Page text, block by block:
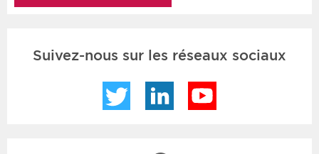
Suivez-nous sur les réseaux sociaux
Twitter LinkedIn